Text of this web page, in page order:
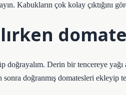
Kabukların çok kolay çıktığını
doğrayalım. Derin bir tencereye
doğranmış domatesleri ekleyip